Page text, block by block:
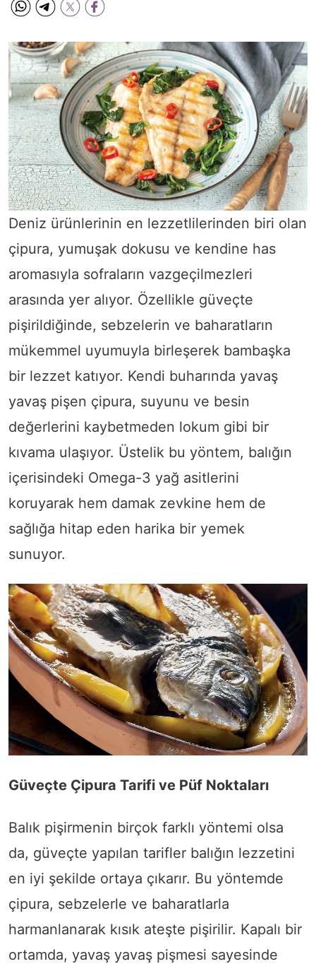
Deniz ürünlerinin en lezzetlilerinden biri olan
çipura, yumuşak dokusu ve kendine has
aromasıyla sofraların vazgeçilmezleri
arasında yer alıyor. Özellikle güveçte
pişirildiğinde, sebzelerin ve baharatların
mükemmel uyumuyla birleşerek bambaşka
bir lezzet katıyor. Kendi buharında yavaş
yavaş pişen çipura, suyunu ve besin
değerlerini kaybetmeden lokum gibi bir
kıvama ulaşıyor. Üstelik bu yöntem, balığın
içerisindeki Omega-3 yağ asitlerini
koruyarak hem damak zevkine hem de
sağlığa hitap eden harika bir yemek
sunuyor.
Güveçte Çipura Tarifi ve Püf Noktaları
Balık pişirmenin birçok farklı yöntemi olsa
da, güveçte yapılan tarifler balığın lezzetini
en iyi şekilde ortaya çıkarır. Bu yöntemde
çipura, sebzelerle ve baharatlarla
harmanlanarak kısık ateşte pişirilir. Kapalı bir
ortamda, yavaş yavaş pişmesi sayesinde